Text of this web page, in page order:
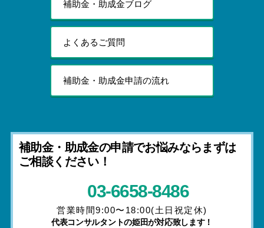
補助金・助成金ブログ
よくあるご質問
補助金・助成金申請の流れ
補助金・助成金の申請でお悩みならまずは
ご相談ください！
03-6658-8486
営業時間9:00〜18:00(土日祝定休)
代表コンサルタントの姫田が対応致します！